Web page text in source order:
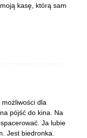
kasę, którą sam
dla
pójść do kina. Na
Ja lubie
Jest biedronka.